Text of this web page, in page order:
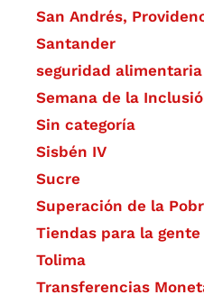
San Andrés,
Santander
seguridad alimentaria
Semana de la
Sin categoría
Sisbén IV
Sucre
Superación de la
Tiendas para la gente
Tolima
Transferencias